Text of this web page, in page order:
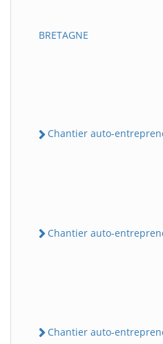
BRETAGNE
Chantier auto-
Chantier auto-
Chantier auto-